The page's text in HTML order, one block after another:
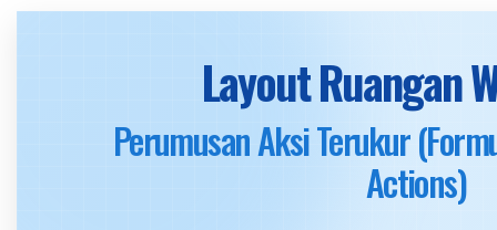
Layout Ruangan
Perumusan Aksi Terukur
Actions)